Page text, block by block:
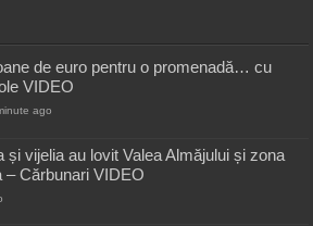
de euro pentru o promenadă… cu
VIDEO
ago
și vijelia au lovit Valea Almăjului și zona
– Cărbunari VIDEO